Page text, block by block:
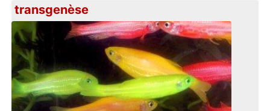
transgenèse